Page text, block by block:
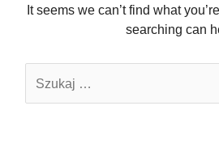
It seems we can’t find what
searching can
for: